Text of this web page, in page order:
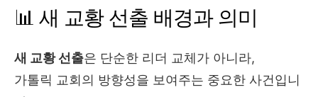
📊 새 교황 선출 배경과 의미
새 교황 선출은 단순한 리더 교체가 아니라,
가톨릭 교회의 방향성을 보여주는 중요한 사건입니